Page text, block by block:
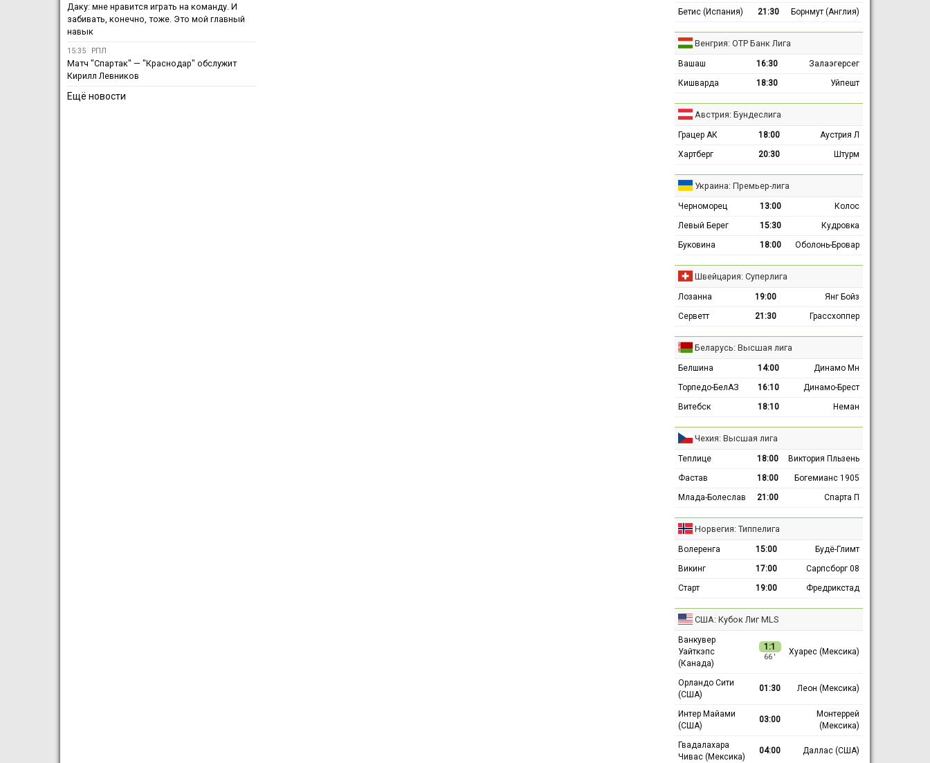
Даку: мне нравится играть на команду. И
забивать, конечно, тоже. Это мой главный
навык
15:35 РПЛ
Матч "Спартак" — "Краснодар" обслужит
Кирилл Левников
Ещё новости
Бетис (Испания) 21:30 Борнмут (Англия)
Венгрия: ОТР Банк Лига
Вашаш 16:30
Залаэгерсег
Кишварда
18:30 Уйпешт
Австрия: Бундеслига
Грацер АК 18:00
Аустрия Л
Хартберг
20:30 Штурм
Украина: Премьер-лига
Черноморец 13:00
Колос
Левый Берег
15:30
Кудровка
Буковина
18:00 Оболонь-Бровар
Швейцария: Суперлига
Лозанна 19:00
Янг Бойз
Серветт
21:30 Грассхоппер
Беларусь: Высшая лига
Белшина 14:00
Динамо Мн
Торпедо-БелАЗ
16:10
Динамо-Брест
Витебск
18:10 Неман
Чехия: Высшая лига
Теплице 18:00
Виктория Пльзень
Фастав
18:00
Богемианс 1905
Млада-Болеслав
21:00 Спарта П
Норвегия: Типпелига
Волеренга 15:00
Будё-Глимт
Викинг
17:00
Сарпсборг 08
Старт
19:00 Фредрикстад
США: Кубок Лиг MLS
Ванкувер
Уайткэпс
(Канада)
1:1
66 ′
Хуарес (Мексика)
Орландо Сити
(США)
01:30 Леон (Мексика)
Интер Майами
(США)
03:00
Монтеррей
(Мексика)
Гвадалахара
Чивас (Мексика)
04:00 Даллас (США)